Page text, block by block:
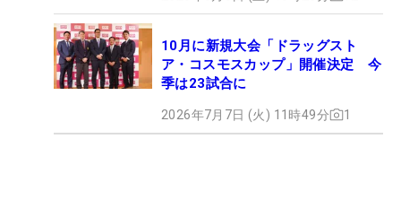
10月に新規大会「ドラッグスト
ア・コスモスカップ」開催決定 今
季は23試合に
2026年7月7日 (火) 11時49分 1